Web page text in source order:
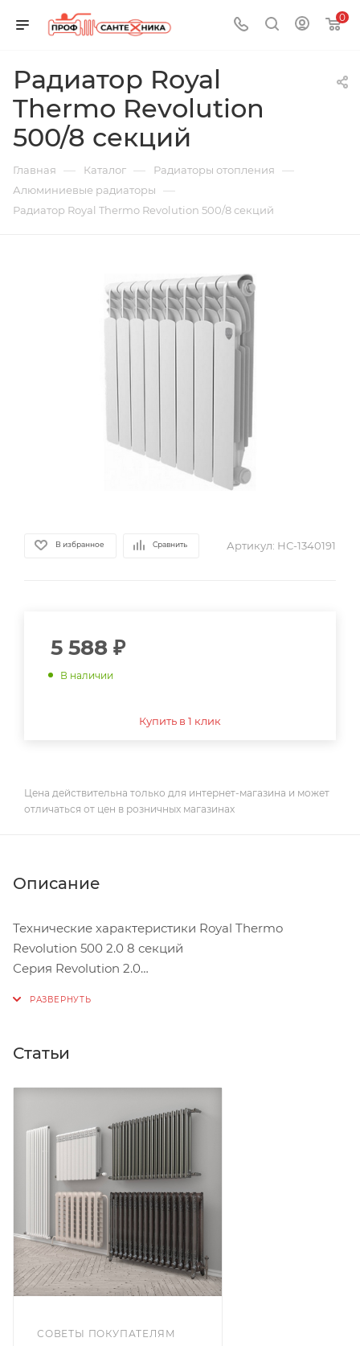
0
Радиатор Royal
Thermo Revolution
500/8 секций
Главная — Каталог — Радиаторы отопления —
Алюминиевые радиаторы —
Радиатор Royal Thermo Revolution 500/8 секций
В избранное Сравнить Артикул: НС-1340191
5 588 ₽
В наличии
Купить в 1 клик
Цена действительна только для интернет-магазина и может
отличаться от цен в розничных магазинах
Описание
Технические характеристики Royal Thermo
Revolution 500 2.0 8 секций
Серия Revolution 2.0
Материал: алюминий
Межосевое расстояние: 50 см
Мах рабочее давление: 2 МПа
Диаметр подключения: 1"
Возможность использования антифриза: да
Высота радиаторов: 570 мм
Длина радиаторов: 640 мм
Глубина: 80 мм
Вес нетто 10,4 кг
Площадь обогрева: 15 м²
Объем воды в секции: 0,37 л
Статьи
СОВЕТЫ ПОКУПАТЕЛЯМ